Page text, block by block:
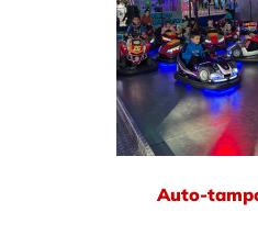
Auto-